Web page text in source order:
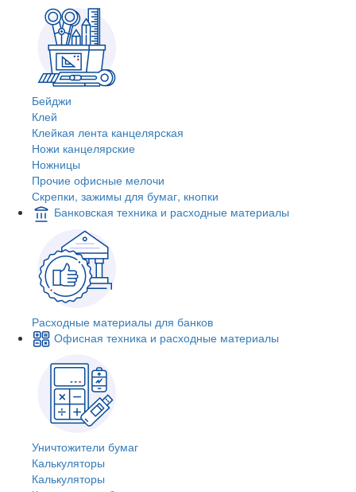
Бейджи
Клей
Клейкая лента канцелярская
Ножи канцелярские
Ножницы
Прочие офисные мелочи
Скрепки, зажимы для бумаг, кнопки
Банковская техника и расходные материалы
Расходные материалы для банков
Офисная техника и расходные материалы
Уничтожители бумаг
Калькуляторы
Калькуляторы